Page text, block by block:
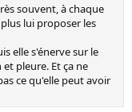
souvent, à chaque
lui proposer les
elle s'énerve sur le
et pleure. Et ça ne
ce qu'elle peut avoir